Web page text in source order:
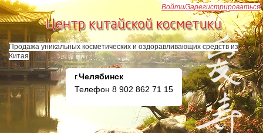
Перейти к основному содержанию
Продажа уникальных косметических и оздоравливающих средств из
Китая
г.Челябинск
Телефон 8 902 862 71 15
Войти/Зарегистрироваться